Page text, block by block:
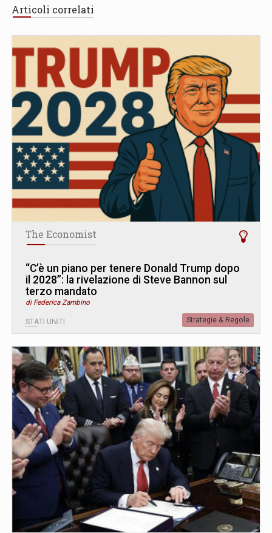
Articoli correlati
The Economist
“C’è un piano per tenere Donald Trump dopo
il 2028”: la rivelazione di Steve Bannon sul
terzo mandato
di Federica Zambino
STATI UNITI Strategie & Regole